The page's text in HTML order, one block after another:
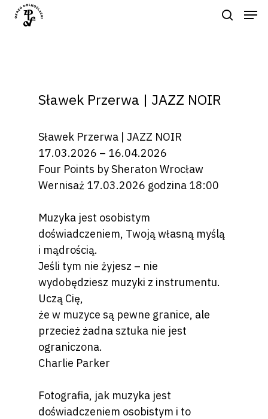
Sławek Przerwa | JAZZ NOIR
Sławek Przerwa | JAZZ NOIR
17.03.2026 – 16.04.2026
Four Points by Sheraton Wrocław
Wernisaż 17.03.2026 godzina 18:00
Muzyka jest osobistym
doświadczeniem, Twoją własną myślą
i mądrością.
Jeśli tym nie żyjesz – nie
wydobędziesz muzyki z instrumentu.
Uczą Cię,
że w muzyce są pewne granice, ale
przecież żadna sztuka nie jest
ograniczona.
Charlie Parker
Fotografia, jak muzyka jest
doświadczeniem osobistym i to